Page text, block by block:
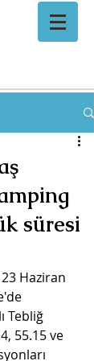
süresi
23 Haziran
Tebliğ
55.15 ve